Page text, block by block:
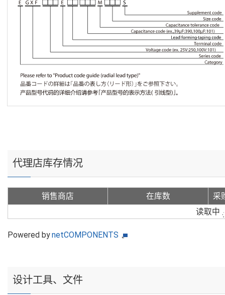
代理店库存情况
销售商店 在库数
采
读取中
Powered bynetCOMPONENTS
设计工具、文件